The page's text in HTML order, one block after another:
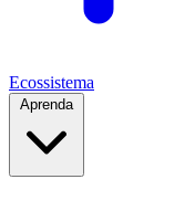
Ecossistema
Aprenda